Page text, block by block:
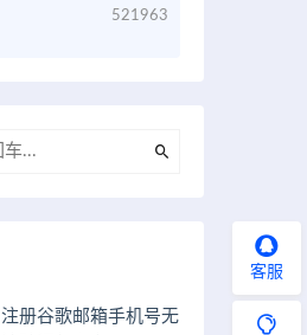
521963
注册谷歌邮箱手机号无
客服